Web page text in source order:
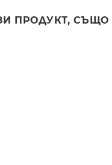
ПРОДУКТ, СЪЩО